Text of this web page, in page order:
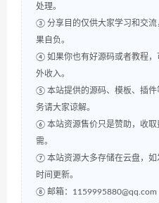
处理。
③ 分享目的仅供大家学习和交流
果自负。
④ 如果你也有好源码或者教程，
外收入。
⑤ 本站提供的源码、模板、插件
务请大家谅解。
⑥ 本站资源售价只是赞助，收取
需。
⑦ 本站资源大多存储在云盘，如
时间更新。
⑧ 邮箱：1159995880@qq.com